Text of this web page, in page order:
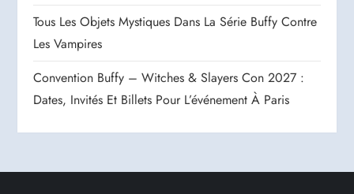
Tous Les Objets Mystiques Dans La Série Buffy Contre
Les Vampires
Convention Buffy – Witches & Slayers Con 2027 :
Dates, Invités Et Billets Pour L’événement À Paris